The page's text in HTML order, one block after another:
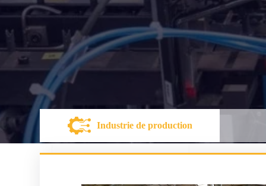
Industrie de production